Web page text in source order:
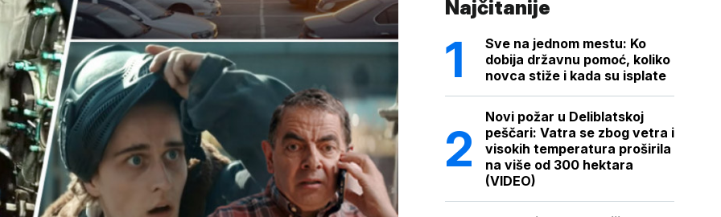
Najčitanije
Sve na jednom mestu: Ko
dobija državnu pomoć, koliko
novca stiže i kada su isplate
Novi požar u Deliblatskoj
peščari: Vatra se zbog vetra i
visokih temperatura proširila
na više od 300 hektara
(VIDEO)